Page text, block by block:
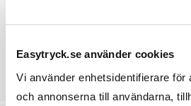
Easytryck.se använder cookies
Vi använder enhetsidentifierare för
och annonserna till användarna,
11 produkter